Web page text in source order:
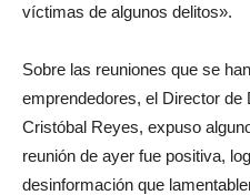
víctimas de algunos delitos».
Sobre las reuniones que se
emprendedores, el Director de
Cristóbal Reyes, expuso
reunión de ayer fue positiva,
desinformación que